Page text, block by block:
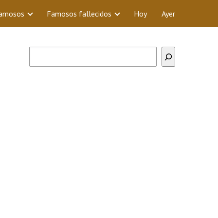
Famosos fallecidos Hoy Ayer